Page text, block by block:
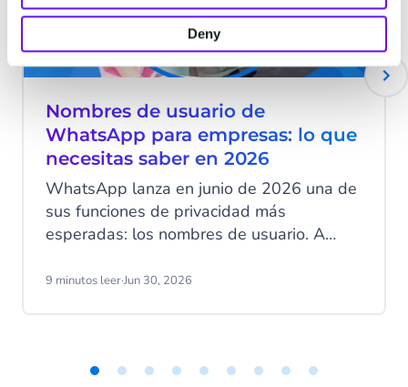
Deny
Nombres de usuario de
WhatsApp para empresas: lo que
necesitas saber en 2026
WhatsApp lanza en junio de 2026 una de
sus funciones de privacidad más
esperadas: los nombres de usuario. A
ocultar su número de teléfono al contactar
gestionas campañas y estructuras tus
9 minutos leer·Jun 30, 2026